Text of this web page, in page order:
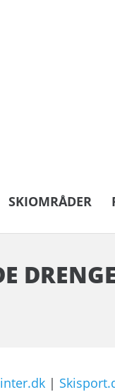
SKIOMRÅDER
DRENGE
|